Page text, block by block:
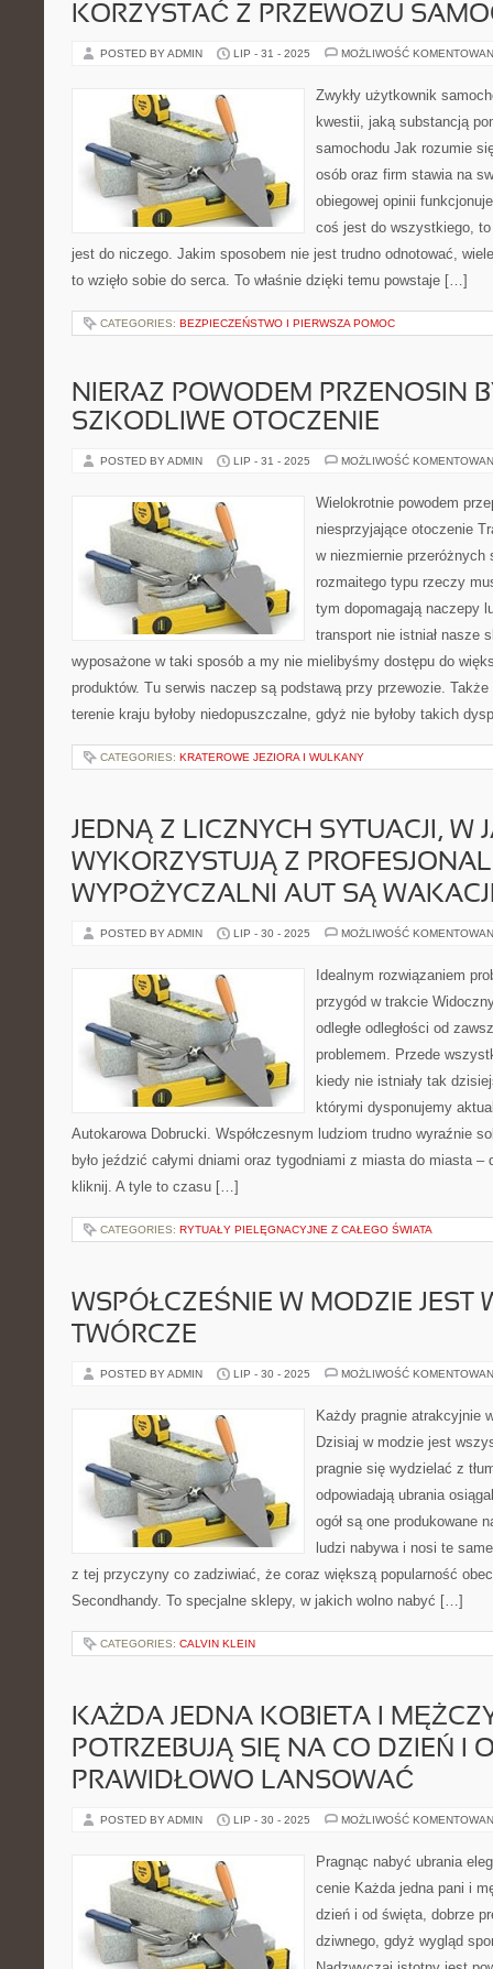
KORZYSTAĆ Z PRZEWOZU
POSTED BY ADMIN LIP - 31 - 2025 MOŻLIWOŚĆ
Zwykły użytkownik
kwestii, jaką substancją
samochodu Jak rozumie
osób oraz firm stawia na
obiegowej opinii
coś jest do wszystkiego,
jest do niczego. Jakim sposobem nie jest trudno odnotować,
to wzięło sobie do serca. To właśnie dzięki temu powstaje […]
CATEGORIES: BEZPIECZEŃSTWO I PIERWSZA POMOC
NIERAZ POWODEM PRZENOSIN
SZKODLIWE OTOCZENIE
POSTED BY ADMIN LIP - 31 - 2025 MOŻLIWOŚĆ
Wielokrotnie powodem
niesprzyjające otoczenie
w niezmiernie
rozmaitego typu rzeczy
tym dopomagają naczepy
transport nie istniał nasze
wyposażone w taki sposób a my nie mielibyśmy dostępu do
produktów. Tu serwis naczep są podstawą przy przewozie.
terenie kraju byłoby niedopuszczalne, gdyż nie byłoby takich
CATEGORIES: KRATEROWE JEZIORA I WULKANY
JEDNĄ Z LICZNYCH SYTUACJI, W
WYKORZYSTUJĄ Z
WYPOŻYCZALNI AUT SĄ
POSTED BY ADMIN LIP - 30 - 2025 MOŻLIWOŚĆ
Idealnym rozwiązaniem
przygód w trakcie
odległe odległości od
problemem. Przede
kiedy nie istniały tak
którymi dysponujemy
Autokarowa Dobrucki. Współczesnym ludziom trudno wyraźnie
było jeździć całymi dniami oraz tygodniami z miasta do miasta
kliknij. A tyle to czasu […]
CATEGORIES: RYTUAŁY PIELĘGNACYJNE Z CAŁEGO ŚWIATA
WSPÓŁCZEŚNIE W MODZIE JEST
TWÓRCZE
POSTED BY ADMIN LIP - 30 - 2025 MOŻLIWOŚĆ
Każdy pragnie atrakcyjnie
Dzisiaj w modzie jest
pragnie się wydzielać z
odpowiadają ubrania
ogół są one produkowane
ludzi nabywa i nosi te
z tej przyczyny co zadziwiać, że coraz większą popularność
Secondhandy. To specjalne sklepy, w jakich wolno nabyć […]
CATEGORIES: CALVIN KLEIN
KAŻDA JEDNA KOBIETA I
POTRZEBUJĄ SIĘ NA CO DZIEŃ I
PRAWIDŁOWO LANSOWAĆ
POSTED BY ADMIN LIP - 30 - 2025 MOŻLIWOŚĆ
Pragnąc nabyć ubrania
cenie Każda jedna pani i
dzień i od święta, dobrze
dziwnego, gdyż wygląd